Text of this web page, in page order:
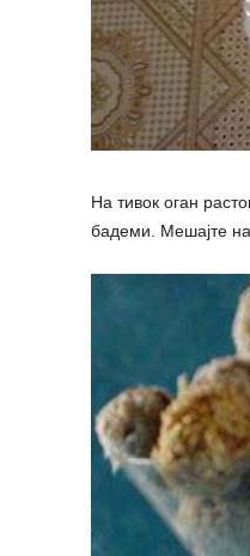
На тивок оган
бадеми. Мешајте на